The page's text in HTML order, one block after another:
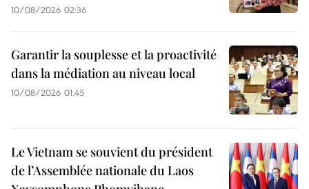
10/08/2026 02:36
Garantir la souplesse et la proactivité
dans la médiation au niveau local
10/08/2026 01:45
Le Vietnam se souvient du président
de l’Assemblée nationale du Laos